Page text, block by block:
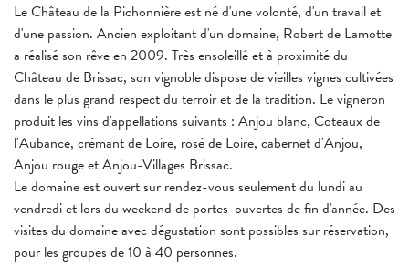
Le Château de la Pichonnière est né d'une volonté, d'un travail et
d'une passion. Ancien exploitant d'un domaine, Robert de Lamotte
a réalisé son rêve en 2009. Très ensoleillé et à proximité du
Château de Brissac, son vignoble dispose de vieilles vignes cultivées
dans le plus grand respect du terroir et de la tradition. Le vigneron
produit les vins d'appellations suivants : Anjou blanc, Coteaux de
l'Aubance, crémant de Loire, rosé de Loire, cabernet d'Anjou,
Anjou rouge et Anjou-Villages Brissac.
Le domaine est ouvert sur rendez-vous seulement du lundi au
vendredi et lors du weekend de portes-ouvertes de fin d'année. Des
visites du domaine avec dégustation sont possibles sur réservation,
pour les groupes de 10 à 40 personnes.